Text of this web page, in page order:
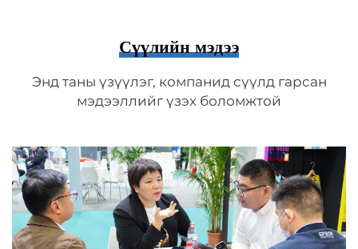
Сүүлийн мэдээ
Энд таны үзүүлэг, компанид сүүлд гарсан
мэдээллийг үзэх боломжтой